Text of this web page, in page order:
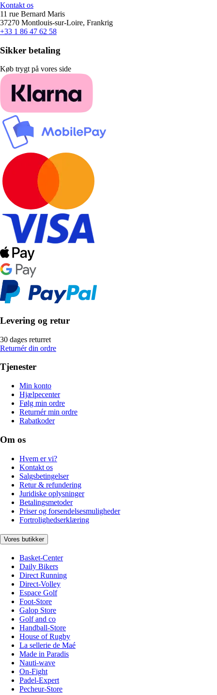
Kontakt os
11 rue Bernard Maris
37270 Montlouis-sur-Loire, Frankrig
+33 1 86 47 62 58
Sikker betaling
Køb trygt på vores side
Levering og retur
30 dages returret
Returnér din ordre
Tjenester
Min konto
Hjælpecenter
Følg min ordre
Returnér min ordre
Rabatkoder
Om os
Hvem er vi?
Kontakt os
Salgsbetingelser
Retur & refundering
Juridiske oplysninger
Betalingsmetoder
Priser og forsendelsesmuligheder
Fortrolighedserklæring
Vores butikker
Basket-Center
Daily Bikers
Direct Running
Direct-Volley
Espace Golf
Foot-Store
Galop Store
Golf and co
Handball-Store
House of Rugby
La sellerie de Maé
Made in Paradis
Nauti-wave
On-Fight
Padel-Expert
Pecheur-Store